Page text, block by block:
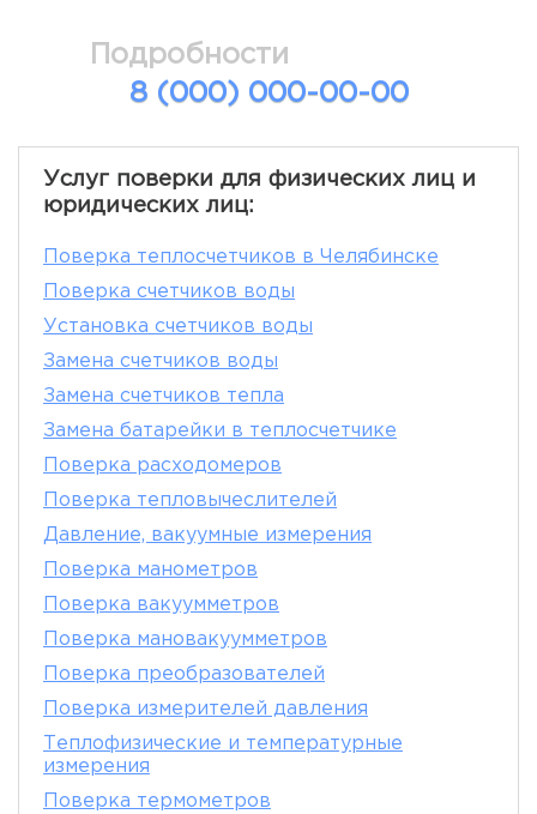
Подробности
8 (000) 000-00-00
Услуг поверки для физических лиц и
юридических лиц:
Поверка теплосчетчиков в Челябинске
Поверка счетчиков воды
Установка счетчиков воды
Замена счетчиков воды
Замена счетчиков тепла
Замена батарейки в теплосчетчике
Поверка расходомеров
Поверка тепловычеслителей
Давление, вакуумные измерения
Поверка манометров
Поверка вакуумметров
Поверка мановакуумметров
Поверка преобразователей
Поверка измерителей давления
Теплофизические и температурные
измерения
Поверка термометров